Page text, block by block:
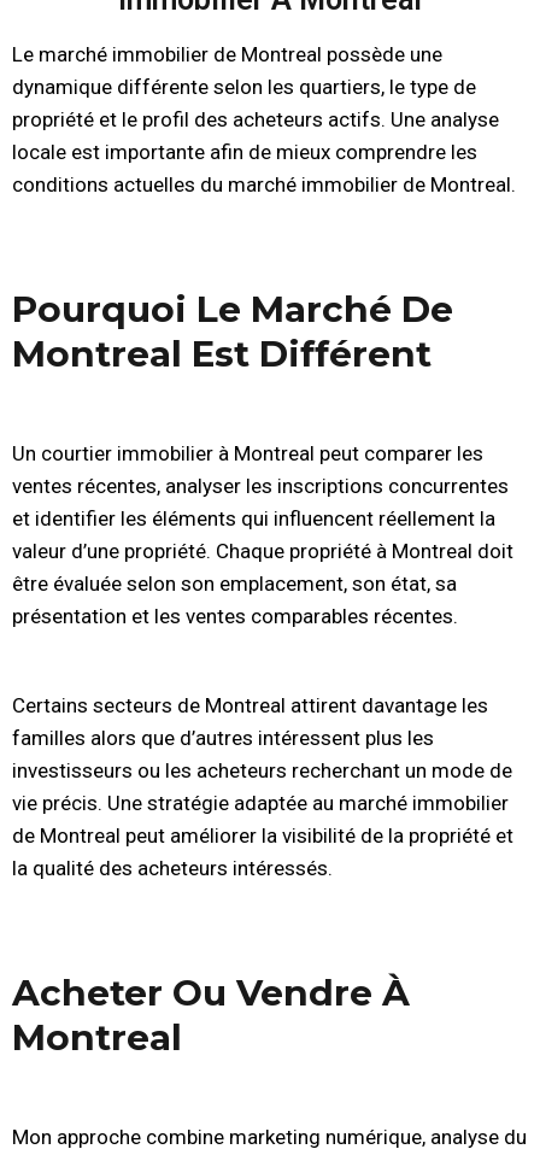
Le marché immobilier de Montreal possède une
dynamique différente selon les quartiers, le type de
propriété et le profil des acheteurs actifs. Une analyse
locale est importante afin de mieux comprendre les
conditions actuelles du marché immobilier de Montreal.
Pourquoi Le Marché De
Montreal Est Différent
Un courtier immobilier à Montreal peut comparer les
ventes récentes, analyser les inscriptions concurrentes
et identifier les éléments qui influencent réellement la
valeur d’une propriété. Chaque propriété à Montreal doit
être évaluée selon son emplacement, son état, sa
présentation et les ventes comparables récentes.
Certains secteurs de Montreal attirent davantage les
familles alors que d’autres intéressent plus les
investisseurs ou les acheteurs recherchant un mode de
vie précis. Une stratégie adaptée au marché immobilier
de Montreal peut améliorer la visibilité de la propriété et
la qualité des acheteurs intéressés.
Acheter Ou Vendre À
Montreal
Mon approche combine marketing numérique, analyse du